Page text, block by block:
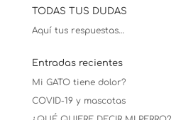
TODAS TUS DUDAS
Aquí tus respuestas…
Entradas recientes
Mi GATO tiene dolor?
COVID-19 y mascotas